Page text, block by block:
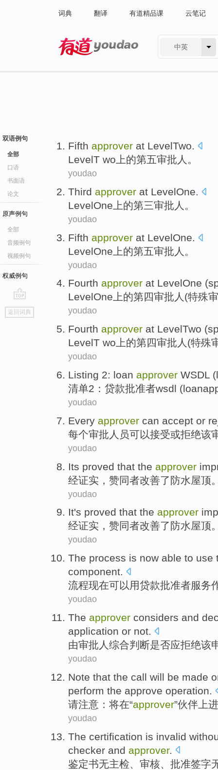
词典 翻译 有道精品课 云笔记
中英
双语例句
全部
口语
书面语
论文
原声例句
全部
音频例句
视频例句
权威例句
go
top
返回词典
Fifth approver at LevelTwo.
LevelT wo上的第五审批人。
youdao
Third approver at LevelOne.
LevelOne 上的第三审批人。
youdao
Fifth approver at LevelOne
LevelOne 上的第五审批人 。
youdao
Fourth approver at LevelOne (
LevelOne 上的第四审批人 (特殊
youdao
Fourth approver at LevelTwo (
LevelT wo上的第四审批人(特殊
youdao
Listing 2: loan approver WSDL (
清单2 ： 贷款批准者wsdl (
youdao
Every approver can accept or
每个审批 人员可以接受或拒绝该
youdao
Its proved that the approver
经证实， 赞同者改善了 防水 屋顶
youdao
It's proved that the approver
经证实 ， 赞同者改善了 防水屋顶
youdao
The process is now able to use
component.
流程现在可以用贷款批准者服务
youdao
The approver considers and
application or not.
由审批人综合判断是否应拒绝该
youdao
Note that the call will be made
perform the approve operation.
请注意 ： 将在“approver”伙伴 上
youdao
The certification is invalid
checker and approver.
鉴定书无主检、 审核 、批准签字